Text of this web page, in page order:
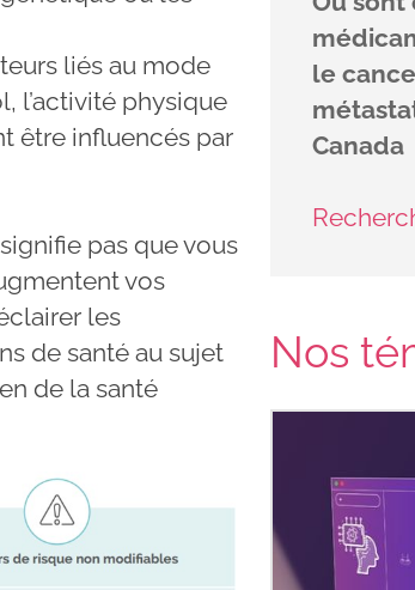
liés au mode
l’activité physique
être influencés par
pas que vous
vos
les
de santé au sujet
de la santé
le
Canada
Nos